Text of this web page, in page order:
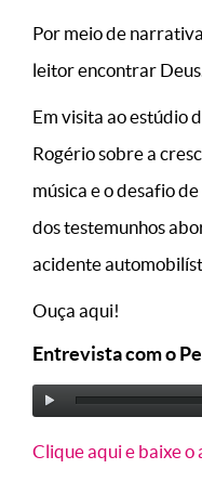
Por meio de
leitor encontrar
Em visita ao estúdio
Rogério sobre a
música e o desafio
dos testemunhos
acidente
Ouça aqui!
Entrevista com o
Clique aqui e baixe o